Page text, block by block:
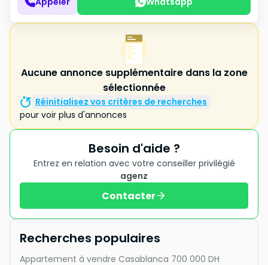
Aucune annonce supplémentaire dans la zone
sélectionnée
Réinitialisez vos critères de recherches
pour voir plus d'annonces
Besoin d'aide ?
Entrez en relation avec votre conseiller privilégié
agenz
Contacter
Recherches populaires
Appartement à vendre Casablanca 700 000 DH